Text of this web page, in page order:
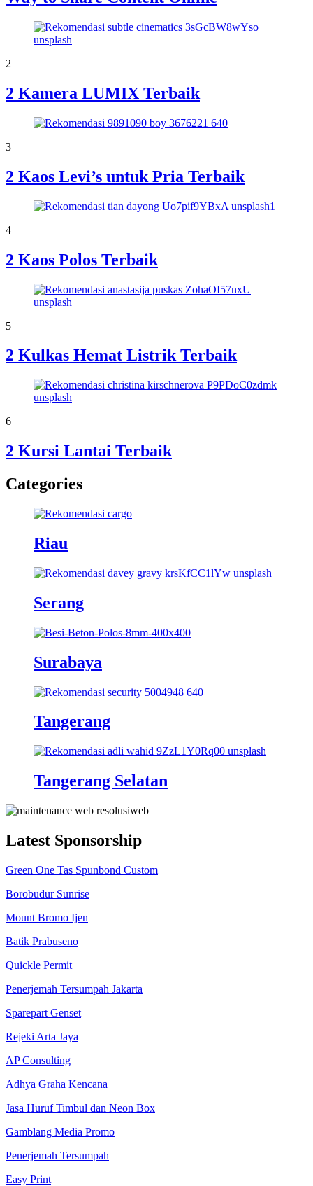
2
2 Kamera LUMIX Terbaik
3
2 Kaos Levi’s untuk Pria Terbaik
4
2 Kaos Polos Terbaik
5
2 Kulkas Hemat Listrik Terbaik
6
2 Kursi Lantai Terbaik
Categories
Riau
Serang
Surabaya
Tangerang
Tangerang Selatan
Latest Sponsorship
Green One Tas Spunbond Custom
Borobudur Sunrise
Mount Bromo Ijen
Batik Prabuseno
Quickle Permit
Penerjemah Tersumpah Jakarta
Sparepart Genset
Rejeki Arta Jaya
AP Consulting
Adhya Graha Kencana
Jasa Huruf Timbul dan Neon Box
Gamblang Media Promo
Penerjemah Tersumpah
Easy Print